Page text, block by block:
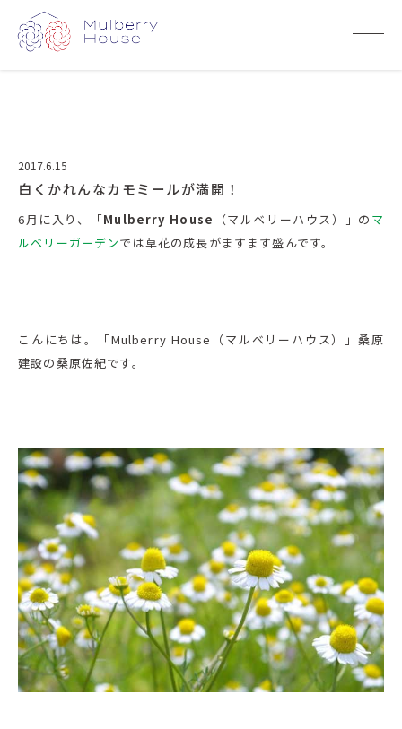
2017.6.15
白くかれんなカモミールが満開！
6月に入り、「Mulberry House （マルベリーハウス）」の マ
ルベリーガーデンでは草花の成長がますます盛んです。
こんにちは。「Mulberry House（マルベリーハウス）」桑原
建設の桑原佐紀です。